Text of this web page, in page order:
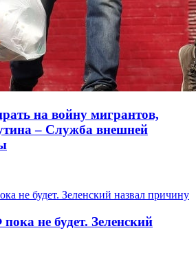
на войну мигрантов,
– Служба внешней
не будет. Зеленский